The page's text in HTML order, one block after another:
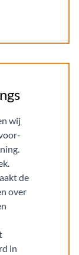
wij
de
over
in